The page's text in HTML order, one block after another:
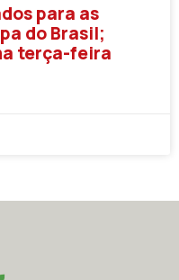
para as
do Brasil;
terça-feira